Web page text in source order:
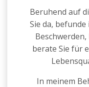
Beruhend auf
Sie da,
berate Sie für
In meinem